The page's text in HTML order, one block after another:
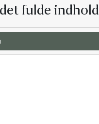
fulde indhold